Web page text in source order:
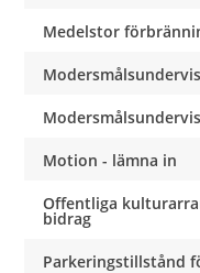
Medelstor
Motion - lämna in
Offentliga
bidrag
Parkeringstillstånd